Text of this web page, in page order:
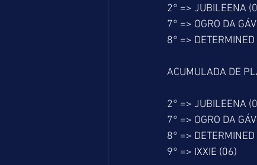
2° => JUBILEENA
7° => OGRO DA
8° =>
ACUMULADA DE
2° => JUBILEENA
7° => OGRO DA
8° =>
9° => IXXIE (06)